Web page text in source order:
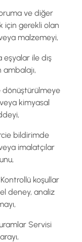
ve diğer
için gerekli olan
malzemeyi,
ile dış
kimyasal
bildirimde
imalatçılar
koşullar
deney, analiz
Servisi